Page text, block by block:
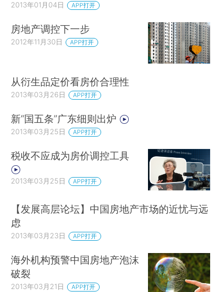
2013年01月04日 APP打开
房地产调控下一步
2012年11月30日 APP打开
从衍生品定价看房价合理性
2013年03月26日 APP打开
新“国五条”广东细则出炉
2013年03月25日 APP打开
税收不应成为房价调控工具
2013年03月25日 APP打开
【发展高层论坛】中国房地产市场的近忧与远
虑
2013年03月23日 APP打开
海外机构预警中国房地产泡沫
破裂
2013年03月21日 APP打开